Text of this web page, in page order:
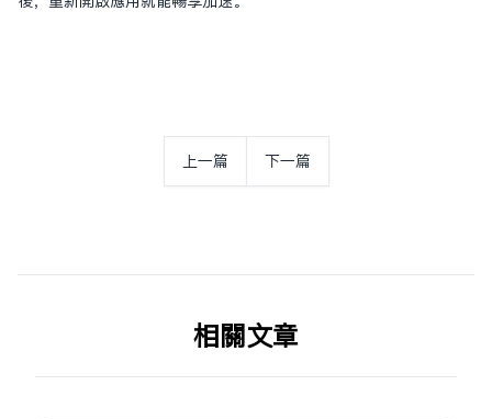
上一篇 下一篇
相关文章